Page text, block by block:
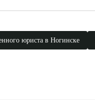
юриста в Ногинске